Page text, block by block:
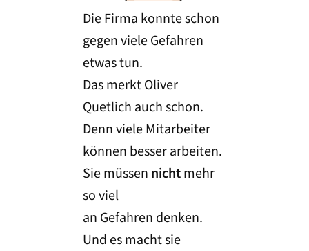
Die Firma konnte schon
gegen viele Gefahren
etwas tun.
Das merkt Oliver
Quetlich auch schon.
Denn viele Mitarbeiter
können besser arbeiten.
Sie müssen nichtmehr
so viel
an Gefahren denken.
Und es macht sie